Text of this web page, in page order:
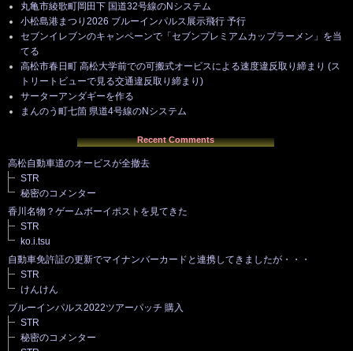
丸亀市綾歌町岡田下 国道32号線のNシステム
小松島港まつり2026 ブルーインパルス展示飛行 予行
セブンイレブンのキャンペーンで「セブンプレミアムカップラーメン」を当
てる
高松市春日町 高松大学前での可搬式オービスによる速度違反取り締まり (ス
トリートビューで見る交通違反取り締まり)
サーターアンダギーを作る
まんのう町七箇 県道4号線のNシステム
Recent Comments
高松自動車道のオービスが全撤去
STR
秘密のコメンター
香川名物？ゲームボーイポストを見てきた
STR
ko.i.tsu
自動車免許証の更新でマイナンバーカードと連携してきましたが・・・
STR
けんけん
ブルーインパルス2022ツアーパッチ 購入
STR
秘密のコメンター